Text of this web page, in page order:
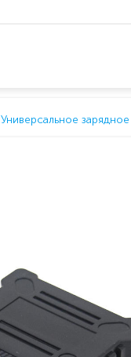
Универсальное